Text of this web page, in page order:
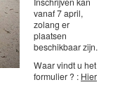
vanaf 7 april,
zolang er
plaatsen
beschikbaar zijn.
Waar vindt u het
formulier ? : Hier